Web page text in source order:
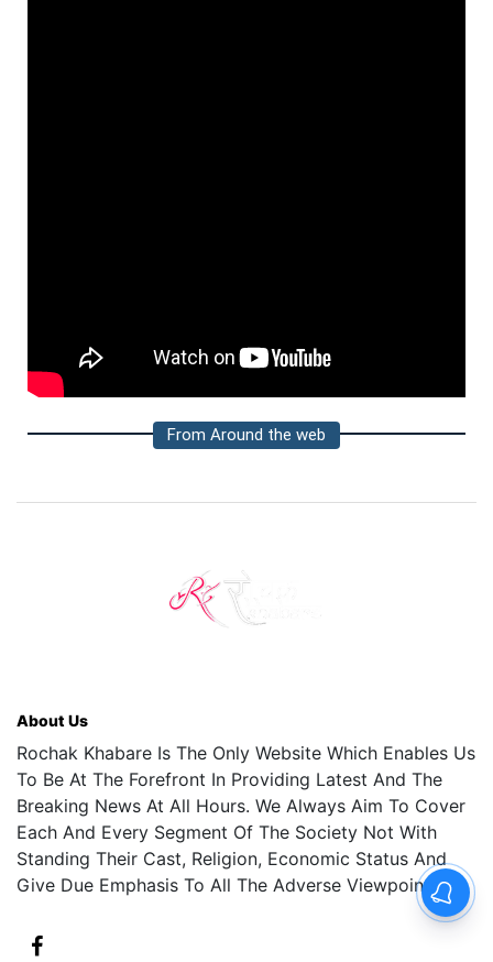
From Around the web
About Us
Rochak Khabare Is The Only Website Which Enables Us
To Be At The Forefront In Providing Latest And The
Breaking News At All Hours. We Always Aim To Cover
Each And Every Segment Of The Society Not With
Standing Their Cast, Religion, Economic Status And
Give Due Emphasis To All The Adverse Viewpoints.